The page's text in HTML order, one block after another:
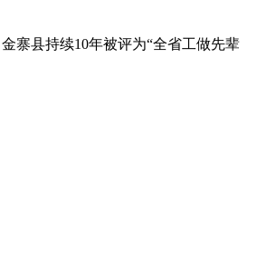
寨县持续10年被评为“全省工做先辈